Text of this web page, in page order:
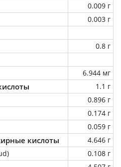
0.009 г
0.003 г
0.8 г
6.944 мг
1.1 г
0.896 г
0.174 г
0.059 г
кислоты
4.646 г
0.108 г